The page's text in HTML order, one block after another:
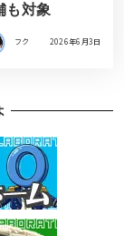
も対象
フク 2026年6月3日